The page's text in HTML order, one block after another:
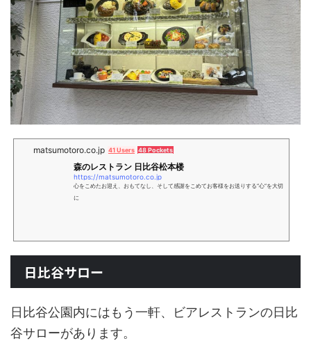
matsumotoro.co.jp 41 Users 48 Pockets
森のレストラン 日比谷松本楼
https://matsumotoro.co.jp
心をこめたお迎え、おもてなし、そして感謝をこめてお客様をお送りする“心”を大切
に
日比谷サロー
日比谷公園内にはもう一軒、ビアレストランの日比
谷サローがあります。